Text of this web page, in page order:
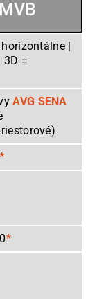
|
=
AVG SENA
*
*